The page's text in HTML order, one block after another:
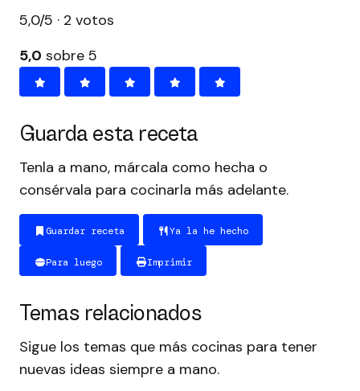
5,0/5 · 2 votos
5,0 sobre 5
Guarda esta receta
Tenla a mano, márcala como hecha o
consérvala para cocinarla más adelante.
Guardar receta Ya la he hecho
Para luego Imprimir
Temas relacionados
Sigue los temas que más cocinas para tener
nuevas ideas siempre a mano.